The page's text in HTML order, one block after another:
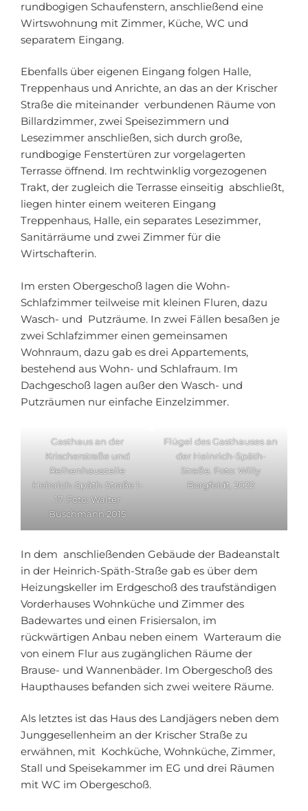
rundbogigen Schaufenstern, anschließend eine
Wirtswohnung mit Zimmer, Küche, WC und
separatem Eingang.
Ebenfalls über eigenen Eingang folgen Halle,
Treppenhaus und Anrichte, an das an der Krischer
Straße die miteinander verbundenen Räume von
Billardzimmer, zwei Speisezimmern und
Lesezimmer anschließen, sich durch große,
rundbogige Fenstertüren zur vorgelagerten
Terrasse öffnend. Im rechtwinklig vorgezogenen
Trakt, der zugleich die Terrasse einseitig abschließt,
liegen hinter einem weiteren Eingang
Treppenhaus, Halle, ein separates Lesezimmer,
Sanitärräume und zwei Zimmer für die
Wirtschafterin.
Im ersten Obergeschoß lagen die Wohn-
Schlafzimmer teilweise mit kleinen Fluren, dazu
Wasch- und Putzräume. In zwei Fällen besaßen je
zwei Schlafzimmer einen gemeinsamen
Wohnraum, dazu gab es drei Appartements,
bestehend aus Wohn- und Schlafraum. Im
Dachgeschoß lagen außer den Wasch- und
Putzräumen nur einfache Einzelzimmer.
Gasthaus an der
Krischerstraße und
Reihenhauszeile
Heinrich-Späth-Straße 1-
17. Foto: Walter
Buschmann 2015
Flügel des Gasthauses an
der Heinrich-Späth-
Straße. Foto: Willy
Borgfeldt, 2022
In dem anschließenden Gebäude der Badeanstalt
in der Heinrich-Späth-Straße gab es über dem
Heizungskeller im Erdgeschoß des traufständigen
Vorderhauses Wohnküche und Zimmer des
Badewartes und einen Frisiersalon, im
rückwärtigen Anbau neben einem Warteraum die
von einem Flur aus zugänglichen Räume der
Brause- und Wannenbäder. Im Obergeschoß des
Haupthauses befanden sich zwei weitere Räume.
Als letztes ist das Haus des Landjägers neben dem
Junggesellenheim an der Krischer Straße zu
erwähnen, mit Kochküche, Wohnküche, Zimmer,
Stall und Speisekammer im EG und drei Räumen
mit WC im Obergeschoß.